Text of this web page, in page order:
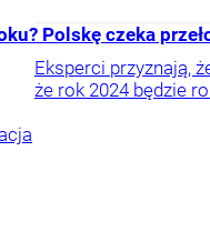
Polskę czeka
Eksperci przyznają,
że rok 2024 będzie